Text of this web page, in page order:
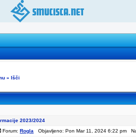
» Išči
2023/2024
Forum: Rogla Objavljeno: Pon Mar 11, 2024 6:22 pm